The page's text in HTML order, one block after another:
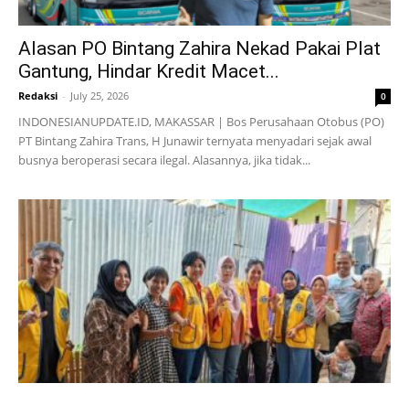
Alasan PO Bintang Zahira Nekad Pakai Plat
Gantung, Hindar Kredit Macet...
Redaksi - July 25, 2026 0
INDONESIANUPDATE.ID, MAKASSAR | Bos Perusahaan Otobus (PO)
PT Bintang Zahira Trans, H Junawir ternyata menyadari sejak awal
busnya beroperasi secara ilegal. Alasannya, jika tidak...